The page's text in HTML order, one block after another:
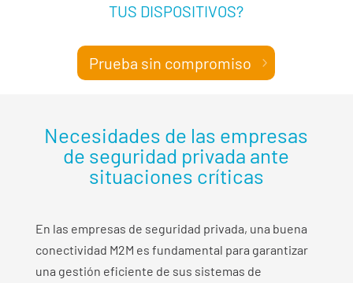
TUS DISPOSITIVOS?
Prueba sin compromiso
Necesidades de las empresas
de seguridad privada ante
situaciones críticas
En las empresas de seguridad privada, una buena
conectividad M2M es fundamental para garantizar
una gestión eficiente de sus sistemas de